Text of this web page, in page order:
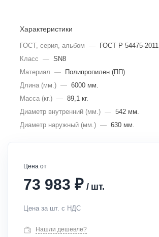
Характеристики
ГОСТ, серия, альбом —
ГОСТ Р 54475-2011
Класс — SN8
Материал —
Полипропилен (ПП)
Длина (мм.) — 6000 мм.
Масса (кг.) — 89,1 кг.
Диаметр внутренний (мм.) — 542 мм.
Диаметр наружный (мм.) — 630 мм.
Цена от
73 983 ₽ / шт.
Цена за шт. с НДС
Нашли дешевле?